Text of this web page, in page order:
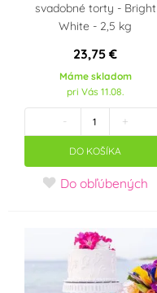
svadobné torty - Bright
White - 2,5 kg
23,75 €
Máme skladom
pri Vás 11.08.
- +
DO KOŠÍKA
Do obľúbených